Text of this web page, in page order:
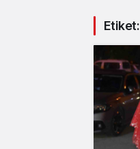
Etiket: